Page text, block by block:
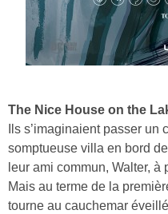
The Nice House on the
Ils s’imaginaient passer
somptueuse villa en bord
leur ami commun, Walter,
Mais au terme de la
tourne au cauchemar